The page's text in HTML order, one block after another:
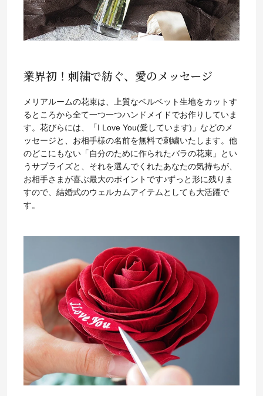
業界初！刺繍で紡ぐ、愛のメッセージ
メリアルームの花束は、上質なベルベット生地をカットす
るところから全て一つ一つハンドメイドでお作りしていま
す。花びらには、「I Love You(愛しています)」などのメ
ッセージと、お相手様の名前を無料で刺繍いたします。他
のどこにもない「自分のために作られたバラの花束」とい
うサプライズと、それを選んでくれたあなたの気持ちが、
お相手さまが喜ぶ最大のポイントです♪ずっと形に残りま
すので、結婚式のウェルカムアイテムとしても大活躍で
す。